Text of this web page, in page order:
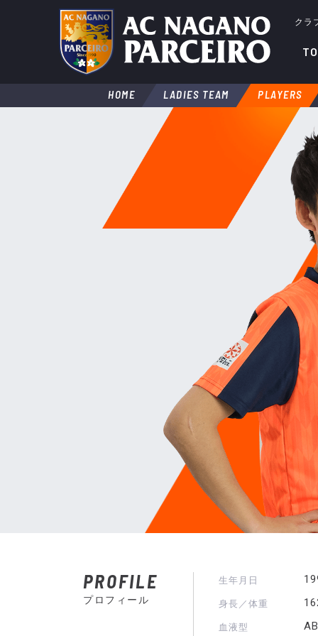
クラ
HOME LADIES TEAM PLAYERS
PROFILE
プロフィール
生年月日
身長／体重
血液型